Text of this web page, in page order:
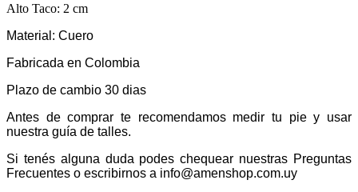
Alto Taco: 2 cm
Material: Cuero
Fabricada en Colombia
Plazo de cambio 30 dias
Antes de comprar te recomendamos medir tu pie y usar
nuestra guía de talles.
Si tenés alguna duda podes chequear nuestras Preguntas
Frecuentes o escribirnos a info@amenshop.com.uy